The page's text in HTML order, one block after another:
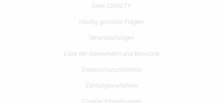
Über CEMETY
Häufig gestellte Fragen
Veranstaltungen
Liste der Gemeinden und Benutzer
Datenschutzrichtlinie
Zahlungsverfahren
Cookie-Einstellungen